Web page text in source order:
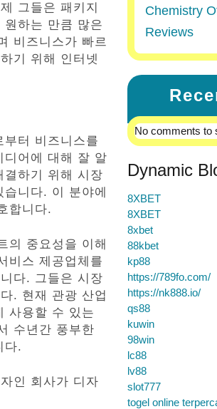
그들은 패키지
하는 만큼 많은
비즈니스가 빠르
기 위해 인터넷
터 비즈니스를
디어에 대해 잘 알
하기 위해 시장
니다. 이 분야에
합니다.
의 중요성을 이해
비스 제공업체를
다. 그들은 시장
. 현재 관광 산업
사용할 수 있는
수년간 풍부한
다.
인 회사가 디자
Chemistry
Reviews
No comments to
Dynamic
8XBET
8XBET
8xbet
88kbet
kp88
https://789fo.com/
https://nk888.io/
qs88
kuwin
98win
lc88
lv88
slot777
togel online